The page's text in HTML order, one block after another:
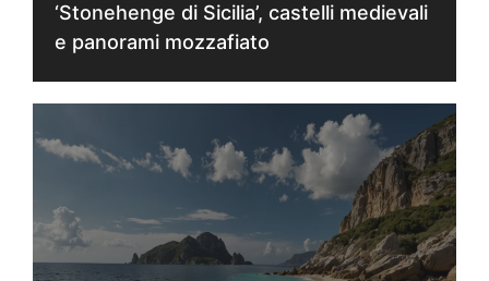
‘Stonehenge di Sicilia’, castelli medievali
e panorami mozzafiato